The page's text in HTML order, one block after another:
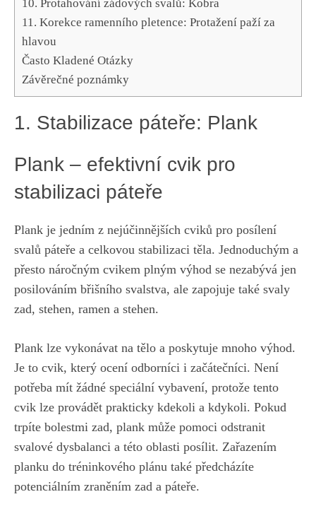
10.​ Protahování zádových svalů: Kobra
11. Korekce ramenního‌ pletence: Protažení ⁣paží za
hlavou
Často Kladené​ Otázky
Závěrečné poznámky
1. Stabilizace páteře: Plank
Plank – efektivní cvik pro ​
stabilizaci‌ páteře
Plank je jedním z nejúčinnějších cviků pro posílení
svalů ​páteře a‌ celkovou stabilizaci těla.⁢ Jednoduchým ‍a
‌přesto náročným cvikem plným výhod se nezabývá jen
posilováním břišního svalstva,⁣ ale zapojuje ⁤také⁣ svaly⁤
zad, stehen, ramen a stehen.
Plank ‍lze vykonávat na tělo a poskytuje mnoho výhod.‍
Je⁤ to‍ cvik, který ocení odborníci⁣ i​ začátečníci. Není
potřeba ⁢mít žádné ‍speciální ​vybavení, protože tento
‌cvik​ lze provádět prakticky ​kdekoli a kdykoli. Pokud
trpíte bolestmi ​zad, plank‍ může pomoci odstranit
svalové⁣ dysbalanci a⁢ této oblasti posílit. Zařazením
planku do tréninkového ‌plánu také ‌předcházíte
⁢potenciálním zraněním‍ zad⁢ a ‌páteře.